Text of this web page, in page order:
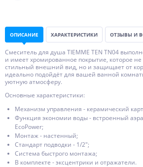
ОПИСАНИЕ ХАРАКТЕРИСТИКИ ОТЗЫВЫ И
Смеситель для душа TIEMME TEN TN04
и имеет хромированное покрытие, которое не
стильный внешний вид, но и защищает от
идеально подойдёт для вашей ванной
уютную атмосферу.
Основные характеристики:
Механизм управления - керамический
Функция экономии воды - встроенный
EcoPower;
Монтаж - настенный;
Стандарт подводки - 1/2";
Система быстрого монтажа;
В комплекте - эксцентрики и отражатели.